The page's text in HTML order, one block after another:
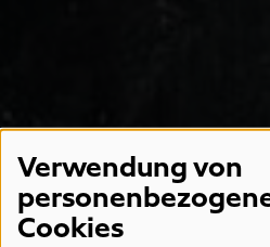
Verwendung von
Cookies